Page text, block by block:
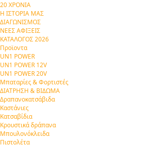
20 ΧΡΟΝΙΑ
Η ΙΣΤΟΡΙΑ ΜΑΣ
ΔΙΑΓΩΝΙΣΜΟΣ
ΝΕΕΣ ΑΦΙΞΕΙΣ
ΚΑΤΑΛΟΓΟΣ 2026
Προϊοντα
UN1 POWER
UN1 POWER 12V
UN1 POWER 20V
Μπαταρίες & Φορτιστές
ΔΙΑΤΡΗΣΗ & ΒΙΔΩΜΑ
Δραπανοκατσάβιδα
Καστάνιες
Κατσαβίδια
Κρουστικά δράπανα
Μπουλονόκλειδα
Πιστολέτα